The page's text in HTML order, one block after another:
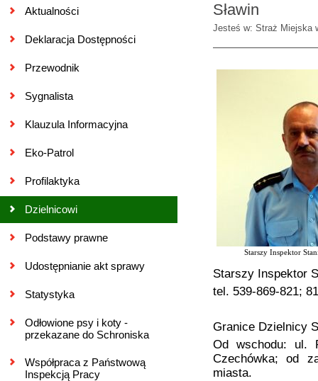
Aktualności
Deklaracja Dostępności
Przewodnik
Sygnalista
Klauzula Informacyjna
Eko-Patrol
Profilaktyka
Dzielnicowi
Podstawy prawne
Udostępnianie akt sprawy
Statystyka
Odłowione psy i koty -
przekazane do Schroniska
Współpraca z Państwową
Inspekcją Pracy
Sławin
Jesteś w: Straż Miejska
Starszy Inspektor
Starszy Inspektor
tel. 539-869-821;
Granice Dzielnicy
Od wschodu: ul.
Czechówka; od
miasta.